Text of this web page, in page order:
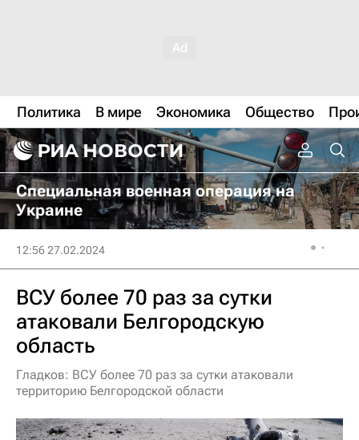
Политика В мире Экономика Общество
Специальная военная операция на
Украине
12:56 27.02.2024
ВСУ более 70 раз за сутки
атаковали Белгородскую
область
Гладков: ВСУ более 70 раз за сутки атаковали
территорию Белгородской области